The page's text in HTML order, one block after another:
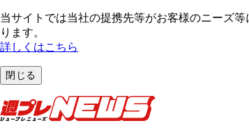
当サイトでは当社の提携先等がお客様のニーズ
ります。
詳しくはこちら
閉じる